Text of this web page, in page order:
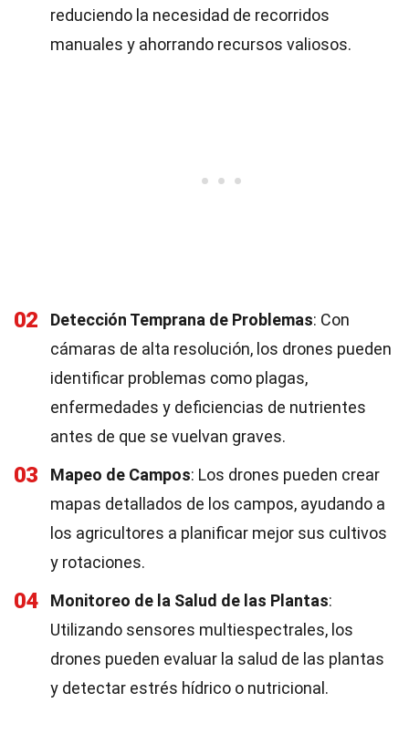
reduciendo la necesidad de recorridos
manuales y ahorrando recursos valiosos.
02 Detección Temprana de Problemas: Con
cámaras de alta resolución, los drones pueden
identificar problemas como plagas,
enfermedades y deficiencias de nutrientes
antes de que se vuelvan graves.
03 Mapeo de Campos: Los drones pueden crear
mapas detallados de los campos, ayudando a
los agricultores a planificar mejor sus cultivos
y rotaciones.
04 Monitoreo de la Salud de las Plantas:
Utilizando sensores multiespectrales, los
drones pueden evaluar la salud de las plantas
y detectar estrés hídrico o nutricional.